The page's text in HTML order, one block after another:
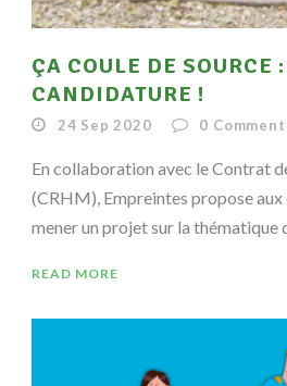
ÇA COULE DE SOURCE
CANDIDATURE !
24 Sep 2020 0 Comment
En collaboration avec le Contrat
(CRHM), Empreintes propose
mener un projet sur la thématique
READ MORE